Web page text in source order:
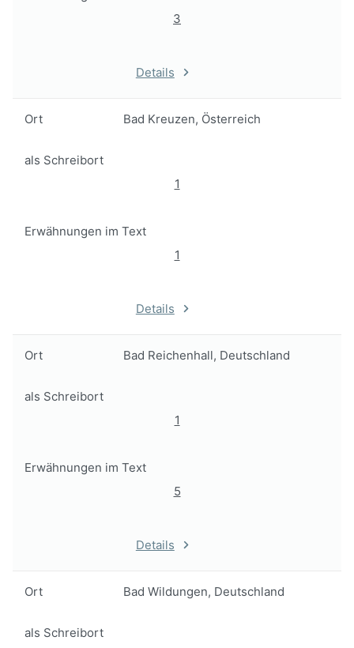
3
Details
Ort Bad Kreuzen, Österreich
als Schreibort
1
Erwähnungen im Text
1
Details
Ort Bad Reichenhall, Deutschland
als Schreibort
1
Erwähnungen im Text
5
Details
Ort Bad Wildungen, Deutschland
als Schreibort